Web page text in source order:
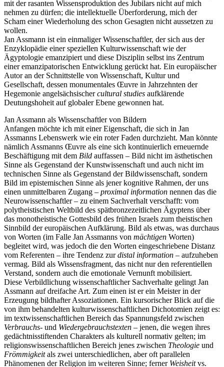
mit der rasanten Wissensproduktion des Jubilars nicht auf mich
nehmen zu dürfen; die intellektuelle Überforderung, mich der
Scham einer Wiederholung des schon Gesagten nicht aussetzen zu
wollen.
Jan Assmann ist ein einmaliger Wissenschaftler, der sich aus der
Enzyklopädie einer speziellen Kulturwissenschaft wie der
Ägyptologie emanzipiert und diese Disziplin selbst ins Zentrum
einer emanzipatorischen Entwicklung gerückt hat. Ein europäischer
Autor an der Schnittstelle von Wissenschaft, Kultur und
Gesellschaft, dessen monumentales Œuvre in Jahrzehnten der
Hegemonie angelsächsischercultural studies aufklärende
Deutungshoheit auf globaler Ebene gewonnen hat.
Jan Assmann als Wissenschaftler von Bildern
Anfangen möchte ich mit einer Eigenschaft, die sich in Jan
Assmanns Lebenswerk wie ein roter Faden durchzieht. Man könnte
nämlich Assmanns Œuvre als eine sich kontinuierlich erneuernde
Beschäftigung mit dem Bild auffassen – Bild nicht im ästhetischen
Sinne als Gegenstand der Kunstwissenschaft und auch nicht im
technischen Sinne als Gegenstand der Bildwissenschaft, sondern
Bild im epistemischen Sinne als jener kognitive Rahmen, der uns
einen unmittelbaren Zugang – proximal information nennen das die
Neurowissenschaftler – zu einem Sachverhalt verschafft: vom
polytheistischen Weltbild des spätbronzezeitlichen Ägyptens über
das monotheistische Gottesbild des frühen Israels zum theistischen
Sinnbild der europäischen Aufklärung. Bild als etwas, was durchaus
von Worten (im Falle Jan Assmanns von mächtigen Worten)
begleitet wird, was jedoch die den Worten eingeschriebene Distanz
vom Referenten – ihre Tendenz zurdistal information – aufzuheben
vermag. Bild als Wissensfragment, das nicht nur den referentiellen
Verstand, sondern auch die emotionale Vernunft mobilisiert.
Diese Verbildlichung wissenschaftlicher Sachverhalte gelingt Jan
Assmann auf dreifache Art. Zum einen ist er ein Meister in der
Erzeugung bildhafter Assoziationen. Ein kursorischer Blick auf die
von ihm behandelten kulturwissenschaftlichen Dichotomien zeigt es:
im textwissenschaftlichen Bereich das Spannungsfeld zwischen
Verbrauchs- und Wiedergebrauchstexten – jenen, die wegen ihres
gedächtnisstiftenden Charakters als kulturell normativ gelten; im
religionswissenschaftlichen Bereich jenes zwischen Theologie und
Frömmigkeitals zwei unterschiedlichen, aber oft parallelen
Phänomenen der Religion im weiteren Sinne; ferner Weisheitvs.